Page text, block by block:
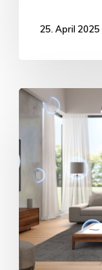
25. April 2025